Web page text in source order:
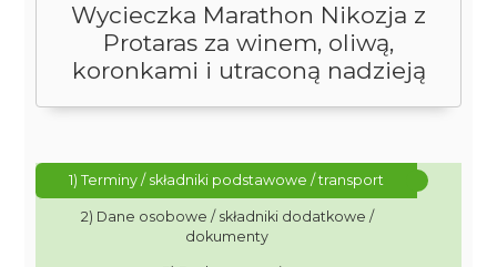
Wycieczka Marathon Nikozja z
Protaras za winem, oliwą,
koronkami i utraconą nadzieją
1) Terminy / składniki podstawowe / transport
2) Dane osobowe / składniki dodatkowe /
dokumenty